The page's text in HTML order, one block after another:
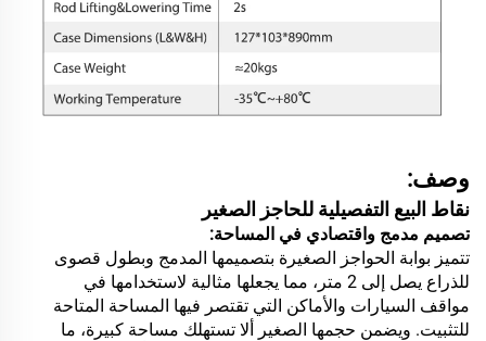
وصف:
نقاط البيع التفصيلية للحاجز الصغير
تصميم مدمج واقتصادي في المساحة:
تتميز بوابة الحواجز الصغيرة بتصميمها المدمج وبطول قصوى
للذراع يصل إلى 2 متر، مما يجعلها مثالية لاستخدامها في
مواقف السيارات والأماكن التي تقتصر فيها المساحة المتاحة
للتثبيت. ويضمن حجمها الصغير ألا تستهلك مساحة كبيرة، ما